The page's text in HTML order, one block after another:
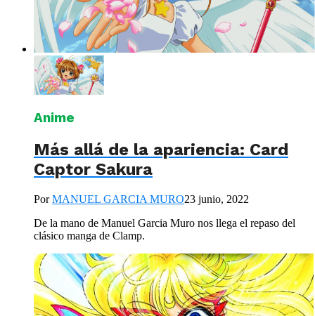
Anime
Más allá de la apariencia: Card
Captor Sakura
PorMANUEL GARCIA MURO23 junio, 2022
De la mano de Manuel Garcia Muro nos llega el repaso del
clásico manga de Clamp.